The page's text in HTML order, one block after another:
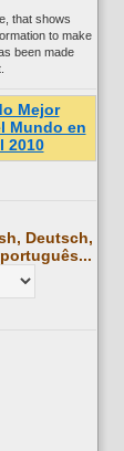
that shows
to make
been made
Mejor
Mundo en
2010
Deutsch,